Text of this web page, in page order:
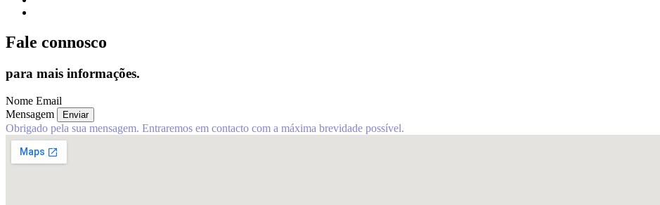
Fale connosco
para mais informações.
Nome Email
Mensagem
Enviar
Obrigado pela sua mensagem. Entraremos em contacto com a máxima brevidade possível.